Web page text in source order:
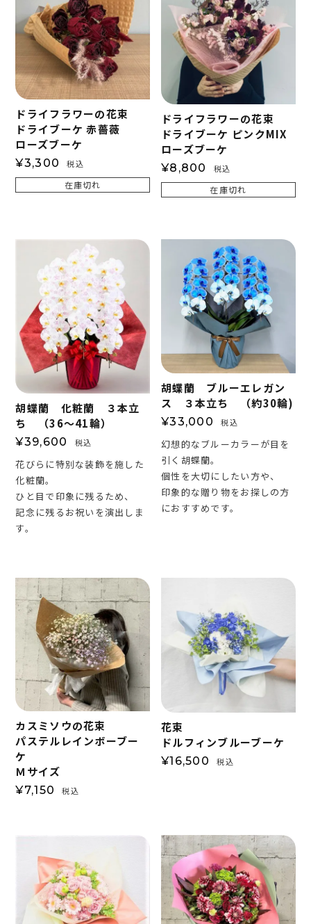
ドライフラワーの花束
ドライブーケ 赤薔薇
ローズブーケ
¥3,300 税込
在庫切れ
ドライフラワーの花束
ドライブーケ ピンクMIX
ローズブーケ
¥8,800 税込
在庫切れ
胡蝶蘭 化粧蘭 ３本立
ち （36～41輪）
¥39,600 税込
花びらに特別な装飾を施した
化粧蘭。
ひと目で印象に残るため、
記念に残るお祝いを演出しま
す。
胡蝶蘭 ブルーエレガン
ス ３本立ち （約30輪)
¥33,000 税込
幻想的なブルーカラーが目を
引く胡蝶蘭。
個性を大切にしたい方や、
印象的な贈り物をお探しの方
におすすめです。
カスミソウの花束
パステルレインボーブー
ケ
Ｍサイズ
¥7,150 税込
花束
ドルフィンブルーブーケ
¥16,500 税込